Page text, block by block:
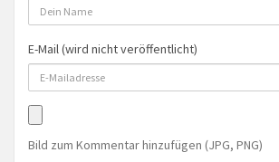
E-Mail (wird nicht veröffentlicht)
Bild zum Kommentar hinzufügen (JPG, PNG)